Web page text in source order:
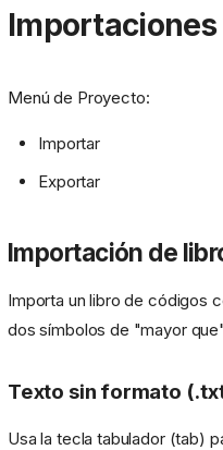
Menú de Proyecto:
Importar
Exportar
Importación de
Importa un libro de códigos
dos símbolos de "mayor
Texto sin formato
Usa la tecla tabulador (tab)